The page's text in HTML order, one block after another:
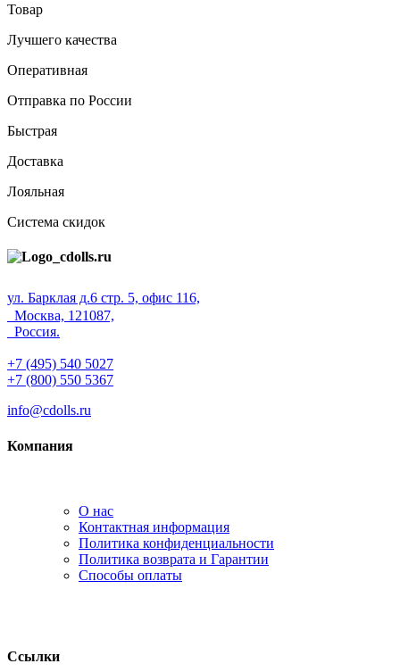
Товар
Лучшего качества
Оперативная
Отправка по России
Быстрая
Доставка
Лояльная
Система скидок
ул. Барклая д.6 стр. 5, офис 116,
Москва, 121087,
Россия.
+7 (495) 540 5027
+7 (800) 550 5367
info@cdolls.ru
Компания
О нас
Контактная информация
Политика конфиденциальности
Политика возврата и Гарантии
Способы оплаты
Ссылки